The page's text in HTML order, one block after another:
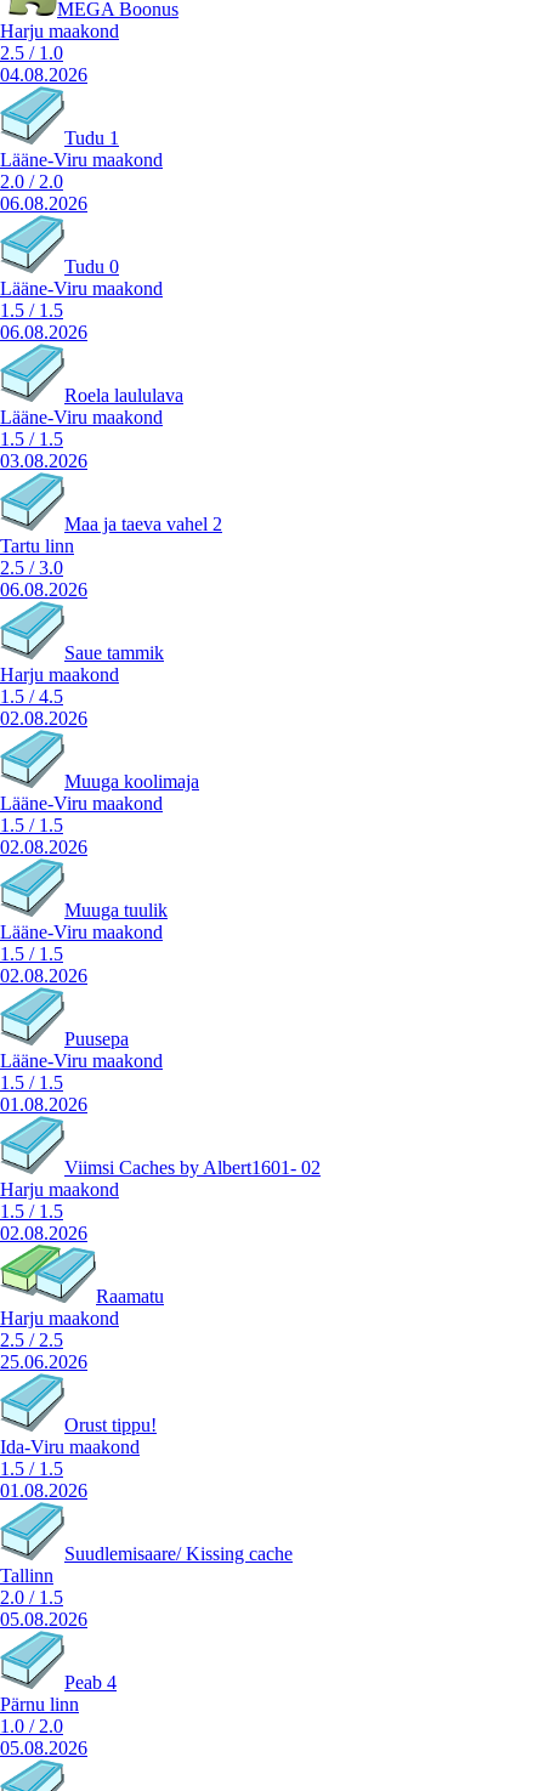
MEGA Boonus
Harju maakond
2.5 / 1.0
04.08.2026
Tudu 1
Lääne-Viru maakond
2.0 / 2.0
06.08.2026
Tudu 0
Lääne-Viru maakond
1.5 / 1.5
06.08.2026
Roela laululava
Lääne-Viru maakond
1.5 / 1.5
03.08.2026
Maa ja taeva vahel 2
Tartu linn
2.5 /3.0
06.08.2026
Saue tammik
Harju maakond
1.5 /4.5
02.08.2026
Muuga koolimaja
Lääne-Viru maakond
1.5 / 1.5
02.08.2026
Muuga tuulik
Lääne-Viru maakond
1.5 / 1.5
02.08.2026
Puusepa
Lääne-Viru maakond
1.5 / 1.5
01.08.2026
Viimsi Caches by Albert1601- 02
Harju maakond
1.5 / 1.5
02.08.2026
Raamatu
Harju maakond
2.5 / 2.5
25.06.2026
Orust tippu!
Ida-Viru maakond
1.5 / 1.5
01.08.2026
Suudlemisaare/ Kissing cache
Tallinn
2.0 / 1.5
05.08.2026
Peab 4
Pärnu linn
1.0 / 2.0
05.08.2026